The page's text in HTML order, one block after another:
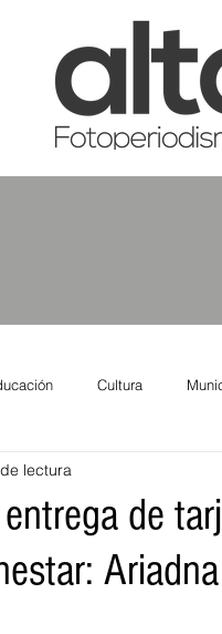
Cultura
Salud
Turismo Sader
de
lectura